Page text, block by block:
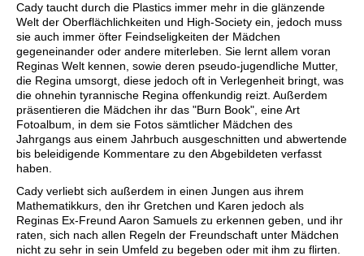
Cady taucht durch die Plastics immer mehr in die glänzende
Welt der Oberflächlichkeiten und High-Society ein, jedoch muss
sie auch immer öfter Feindseligkeiten der Mädchen
gegeneinander oder andere miterleben. Sie lernt allem voran
Reginas Welt kennen, sowie deren pseudo-jugendliche Mutter,
die Regina umsorgt, diese jedoch oft in Verlegenheit bringt, was
die ohnehin tyrannische Regina offenkundig reizt. Außerdem
präsentieren die Mädchen ihr das "Burn Book", eine Art
Fotoalbum, in dem sie Fotos sämtlicher Mädchen des
Jahrgangs aus einem Jahrbuch ausgeschnitten und abwertende
bis beleidigende Kommentare zu den Abgebildeten verfasst
haben.
Cady verliebt sich außerdem in einen Jungen aus ihrem
Mathematikkurs, den ihr Gretchen und Karen jedoch als
Reginas Ex-Freund Aaron Samuels zu erkennen geben, und ihr
raten, sich nach allen Regeln der Freundschaft unter Mädchen
nicht zu sehr in sein Umfeld zu begeben oder mit ihm zu flirten.